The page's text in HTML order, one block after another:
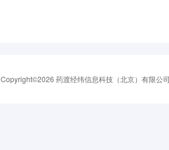
Copyright©2026 药渡经纬信息科技（北京）有限公